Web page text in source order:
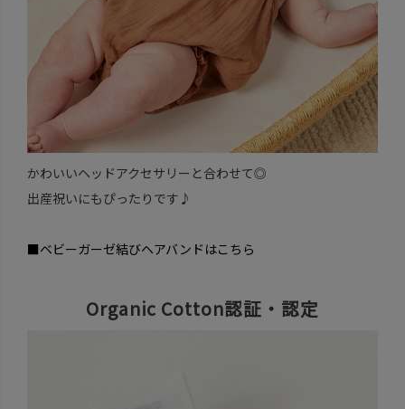
かわいいヘッドアクセサリーと合わせて◎
出産祝いにもぴったりです♪
■ベビーガーゼ結びヘアバンドはこちら
Organic Cotton認証・認定